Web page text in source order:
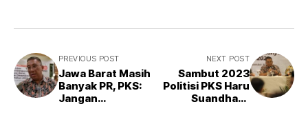
PREVIOUS POST
Jawa Barat Masih
Banyak PR, PKS:
Jangan
NEXT POST
Sambut 2023
Politisi PKS Haru
Suandharu